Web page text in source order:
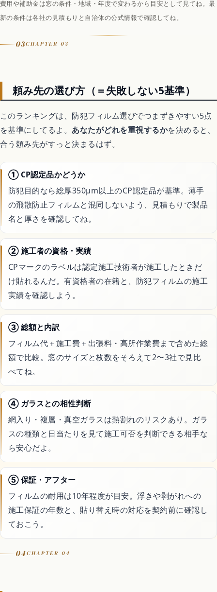
リスク
網入り・複層ガラスは熱割れ注意
費用や補助金は窓の条件・地域・年度で変わるから目安として見てね。最
新の条件は各社の見積もりと自治体の公式情報で確認してね。
03CHAPTER 03
頼み先の選び方（＝失敗しない5基準）
このランキングは、防犯フィルム選びでつまずきやすい5点
を基準にしてるよ。 あなたがどれを重視するかを決めると、
合う頼み先がすっと決まるはず。
① CP認定品かどうか
防犯目的なら総厚350μm以上のCP認定品が基準。薄手
の飛散防止フィルムと混同しないよう、見積もりで製品
名と厚さを確認してね。
② 施工者の資格・実績
CPマークのラベルは認定施工技術者が施工したときだ
け貼れるんだ。有資格者の在籍と、防犯フィルムの施工
実績を確認しよう。
③ 総額と内訳
フィルム代＋施工費＋出張料・高所作業費まで含めた総
額で比較。窓のサイズと枚数をそろえて2〜3社で見比
べてね。
④ ガラスとの相性判断
網入り・複層・真空ガラスは熱割れのリスクあり。ガラ
スの種類と日当たりを見て施工可否を判断できる相手な
ら安心だよ。
⑤ 保証・アフター
フィルムの耐用は10年程度が目安。浮きや剥がれへの
施工保証の年数と、貼り替え時の対応を契約前に確認し
ておこう。
04CHAPTER 04